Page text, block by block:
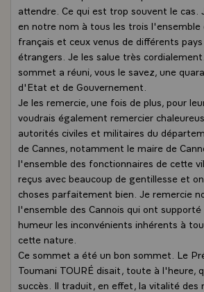
attendre. Ce qui est trop souvent le cas.
en notre nom à tous les trois l'ensemble
français et ceux venus de différents
étrangers. Je les salue très
sommet a réuni, vous le savez, une
d'Etat et de Gouvernement.
Je les remercie, une fois de plus, pour
voudrais également remercier
autorités civiles et militaires du
de Cannes, notamment le maire de
l'ensemble des fonctionnaires de cette
reçus avec beaucoup de gentillesse et
choses parfaitement bien. Je remercie
l'ensemble des Cannois qui ont supporté
humeur les inconvénients inhérents à
cette nature.
Ce sommet a été un bon sommet. Le
Toumani TOURÉ disait, toute à l'heure,
succès. Il traduit, en effet, la vitalité des